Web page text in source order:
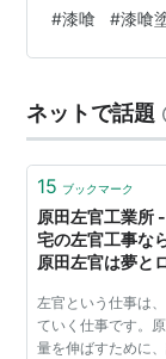
臭効果があり
部がアクで黒
ではないでし
から、高級漆
レポートしま
#漆喰 #漆喰
ネットで話題
15 ブックマーク
原田左官工業所
宅の左官工事な
原田左官は夢と
左官という仕事は
ていく仕事です。
量を伸ばすために